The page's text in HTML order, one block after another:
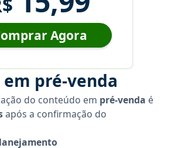
Agora
pré-venda
do conteúdo em pré-venda é
após a confirmação do